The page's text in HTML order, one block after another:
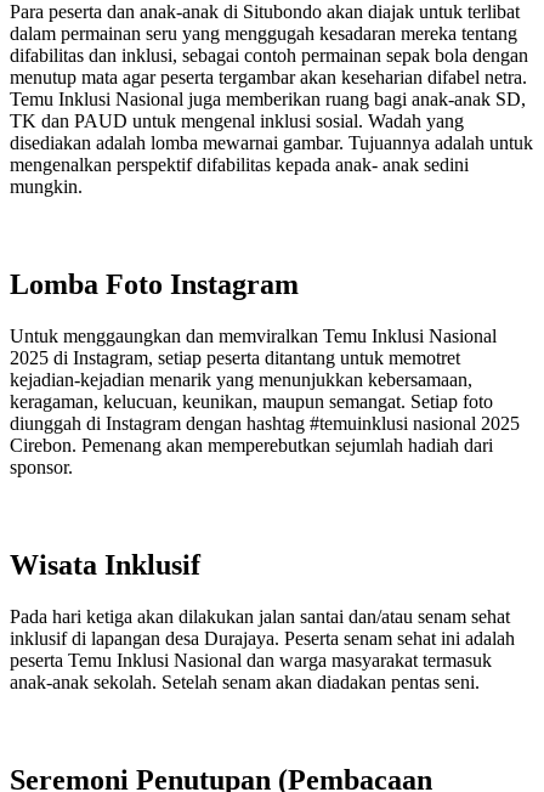
Para peserta dan anak-anak di Situbondo akan diajak untuk terlibat
dalam permainan seru yang menggugah kesadaran mereka tentang
difabilitas dan inklusi, sebagai contoh permainan sepak bola dengan
menutup mata agar peserta tergambar akan keseharian difabel netra.
Temu Inklusi Nasional juga memberikan ruang bagi anak-anak SD,
TK dan PAUD untuk mengenal inklusi sosial. Wadah yang
disediakan adalah lomba mewarnai gambar. Tujuannya adalah untuk
mengenalkan perspektif difabilitas kepada anak- anak sedini
mungkin.
Lomba Foto Instagram
Untuk menggaungkan dan memviralkan Temu Inklusi Nasional
2025 di Instagram, setiap peserta ditantang untuk memotret
kejadian-kejadian menarik yang menunjukkan kebersamaan,
keragaman, kelucuan, keunikan, maupun semangat. Setiap foto
diunggah di Instagram dengan hashtag #temuinklusi nasional 2025
Cirebon. Pemenang akan memperebutkan sejumlah hadiah dari
sponsor.
Wisata Inklusif
Pada hari ketiga akan dilakukan jalan santai dan/atau senam sehat
inklusif di lapangan desa Durajaya. Peserta senam sehat ini adalah
peserta Temu Inklusi Nasional dan warga masyarakat termasuk
anak-anak sekolah. Setelah senam akan diadakan pentas seni.
Seremoni Penutupan (Pembacaan